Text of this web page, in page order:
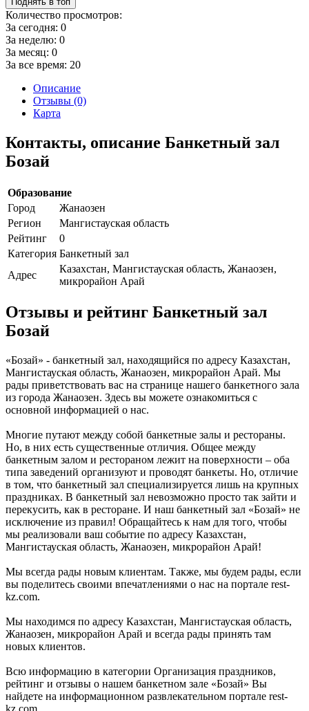
Количество просмотров:
За сегодня: 0
За неделю: 0
За месяц: 0
За все время: 20
Описание
Отзывы (0)
Карта
Контакты, описание Банкетный зал
Бозай
Образование
Город
Жанаозен
Регион
Мангистауская область
Рейтинг
0
Категория Банкетный зал
Адрес
Казахстан, Мангистауская область, Жанаозен,
микрорайон Арай
Отзывы и рейтинг Банкетный зал
Бозай
«Бозай» - банкетный зал, находящийся по адресу Казахстан,
Мангистауская область, Жанаозен, микрорайон Арай. Мы
рады приветствовать вас на странице нашего банкетного зала
из города Жанаозен. Здесь вы можете ознакомиться с
основной информацией о нас.
Многие путают между собой банкетные залы и рестораны.
Но, в них есть существенные отличия. Общее между
банкетным залом и рестораном лежит на поверхности – оба
типа заведений организуют и проводят банкеты. Но, отличие
в том, что банкетный зал специализируется лишь на крупных
праздниках. В банкетный зал невозможно просто так зайти и
перекусить, как в ресторане. И наш банкетный зал «Бозай» не
исключение из правил! Обращайтесь к нам для того, чтобы
мы реализовали ваш событие по адресу Казахстан,
Мангистауская область, Жанаозен, микрорайон Арай!
Мы всегда рады новым клиентам. Также, мы будем рады, если
вы поделитесь своими впечатлениями о нас на портале rest-
kz.com.
Мы находимся по адресу Казахстан, Мангистауская область,
Жанаозен, микрорайон Арай и всегда рады принять там
новых клиентов.
Всю информацию в категории Организация праздников,
рейтинг и отзывы о нашем банкетном зале «Бозай» Вы
найдете на информационном развлекательном портале rest-